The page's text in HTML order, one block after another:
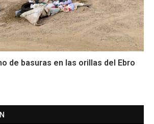
de basuras en las orillas del Ebro